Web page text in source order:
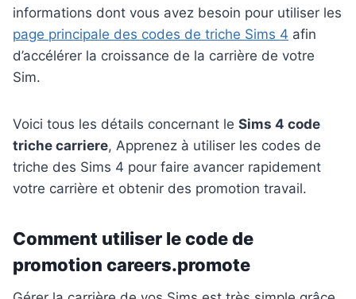
informations dont vous avez besoin pour utiliser les
page principale des codes de triche Sims 4 afin
d’accélérer la croissance de la carrière de votre
Sim.
Voici tous les détails concernant le Sims 4 code
triche carriere, Apprenez à utiliser les codes de
triche des Sims 4 pour faire avancer rapidement
votre carrière et obtenir des promotion travail.
Comment utiliser le code de
promotion careers.promote